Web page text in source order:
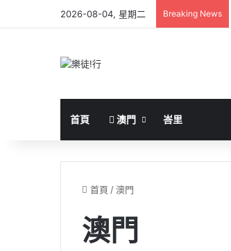
2026-08-04, 星期二 Breaking News
首頁 澳門 峇里
首頁 /澳門
澳門